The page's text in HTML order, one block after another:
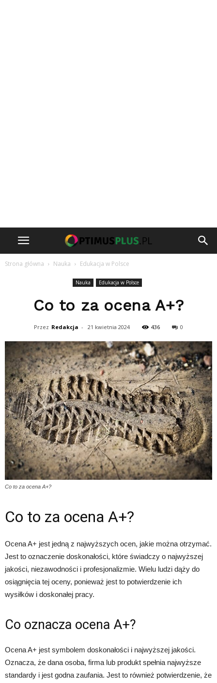
Strona główna Nauka Edukacja w Polsce
Nauka Edukacja w Polsce
Co to za ocena A+?
Przez Redakcja - 21 kwietnia 2024 436 0
Co to za ocena A+?
Co to za ocena A+?
Ocena A+ jest jedną z najwyższych ocen, jakie można otrzymać.
Jest to oznaczenie doskonałości, które świadczy o najwyższej
jakości, niezawodności i profesjonalizmie. Wielu ludzi dąży do
osiągnięcia tej oceny, ponieważ jest to potwierdzenie ich
wysiłków i doskonałej pracy.
Co oznacza ocena A+?
Ocena A+ jest symbolem doskonałości i najwyższej jakości.
Oznacza, że dana osoba, firma lub produkt spełnia najwyższe
standardy i jest godna zaufania. Jest to również potwierdzenie, że